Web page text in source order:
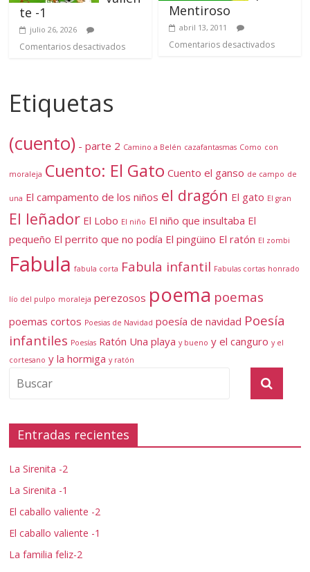
te -1
julio 26, 2026
Comentarios desactivados
Mentiroso
abril 13, 2011
Comentarios desactivados
Etiquetas
(cuento) - parte 2 Camino a Belén cazafantasmas Como con
moraleja Cuento: El Gato Cuento el ganso de campo de
una El campamento de los niños el dragón El gato El gran
El leñador El Lobo El niño El niño que insultaba El
pequeño El perrito que no podía El pingüino El ratón El zombi
Fabula fabula corta Fabula infantil Fabulas cortas honrado
lío del pulpo moraleja perezosos poema poemas
poemas cortos Poesias de Navidad poesía de navidad Poesía
infantiles Poesías Ratón Una playa y bueno y el canguro y el
cortesano y la hormiga y ratón
Entradas recientes
La Sirenita -2
La Sirenita -1
El caballo valiente -2
El caballo valiente -1
La familia feliz-2